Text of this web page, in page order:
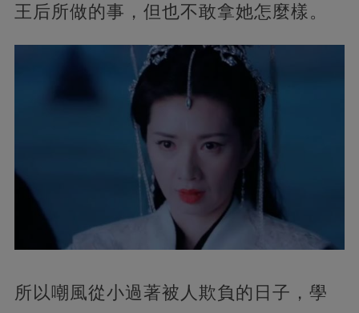
王后所做的事，但也不敢拿她怎麼樣。
所以嘲風從小過著被人欺負的日子，學